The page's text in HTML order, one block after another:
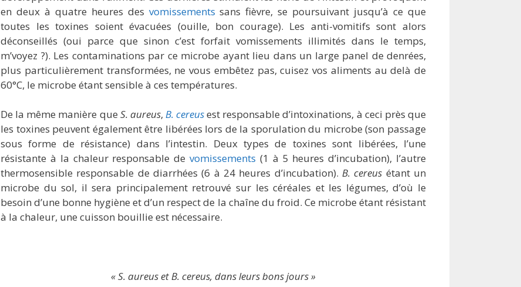
en deux à quatre heures des vomissements sans fièvre, se poursuivant jusqu’à ce que
toutes les toxines soient évacuées (ouille, bon courage). Les anti-vomitifs sont alors
déconseillés (oui parce que sinon c’est forfait vomissements illimités dans le temps,
m’voyez ?). Les contaminations par ce microbe ayant lieu dans un large panel de denrées,
plus particulièrement transformées, ne vous embêtez pas, cuisez vos aliments au delà de
60°C, le microbe étant sensible à ces températures.
De la même manière que S. aureus, B. cereusest responsable d’intoxinations, à ceci près que
les toxines peuvent également être libérées lors de la sporulation du microbe (son passage
sous forme de résistance) dans l’intestin. Deux types de toxines sont libérées, l’une
résistante à la chaleur responsable de vomissements (1 à 5 heures d’incubation), l’autre
thermosensible responsable de diarrhées (6 à 24 heures d’incubation). B. cereus étant un
microbe du sol, il sera principalement retrouvé sur les céréales et les légumes, d’où le
besoin d’une bonne hygiène et d’un respect de la chaîne du froid. Ce microbe étant résistant
à la chaleur, une cuisson bouillie est nécessaire.
« S. aureus et B. cereus, dans leurs bons jours »